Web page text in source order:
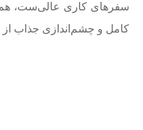
سفرهای کاری عالی‌ست، هم
کامل و چشم‌اندازی جذاب